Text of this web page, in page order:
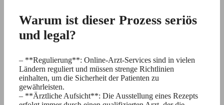
Warum ist dieser Prozess seriös
und legal?
– **Regulierung**: Online-Arzt-Services sind in vielen
Ländern reguliert und müssen strenge Richtlinien
einhalten, um die Sicherheit der Patienten zu
gewährleisten.
– **Ärztliche Aufsicht**: Die Ausstellung eines Rezepts